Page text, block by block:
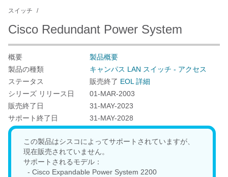
スイッチ
Cisco Redundant Power System
概要
製品概要
製品の種類
キャンパス LAN スイッチ - アクセス
ステータス
販売終了 EOL 詳細
シリーズ リリース日
01-MAR-2003
販売終了日
31-MAY-2023
サポート終了日
31-MAY-2028
この製品はシスコによってサポートされていますが、
現在販売されていません。
サポートされるモデル：
- Cisco Expandable Power System 2200